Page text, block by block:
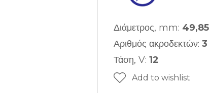
Διάμετρος, mm: 49,85
Αριθμός ακροδεκτών: 3
Τάση, V: 12
Add to wishlist